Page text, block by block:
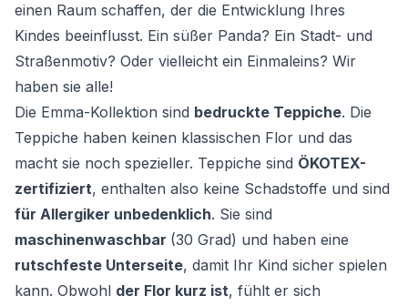
einen Raum schaffen, der die Entwicklung Ihres
Kindes beeinflusst. Ein süßer Panda? Ein Stadt- und
Straßenmotiv? Oder vielleicht ein Einmaleins? Wir
haben sie alle!
Die Emma-Kollektion sind bedruckte Teppiche. Die
Teppiche haben keinen klassischen Flor und das
macht sie noch spezieller. Teppiche sind ÖKOTEX-
zertifiziert, enthalten also keine Schadstoffe und sind
für Allergiker unbedenklich. Sie sind
maschinenwaschbar (30 Grad) und haben eine
rutschfeste Unterseite, damit Ihr Kind sicher spielen
kann. Obwohl der Flor kurz ist, fühlt er sich